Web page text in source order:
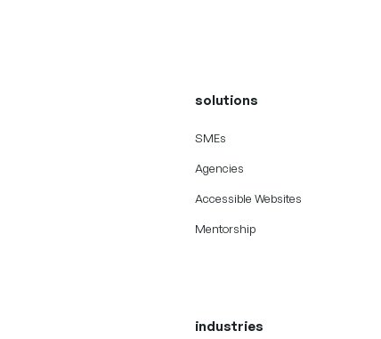
solutions
SMEs
Agencies
Accessible Websites
Mentorship
industries